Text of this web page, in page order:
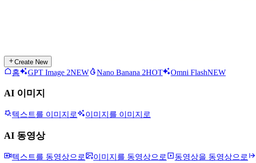
Create New
홈 GPT Image 2NEW Nano Banana 2HOT Omni FlashNEW
AI 이미지
텍스트를 이미지로 이미지를 이미지로
AI 동영상
텍스트를 동영상으로 이미지를 동영상으로 동영상을 동영상으로